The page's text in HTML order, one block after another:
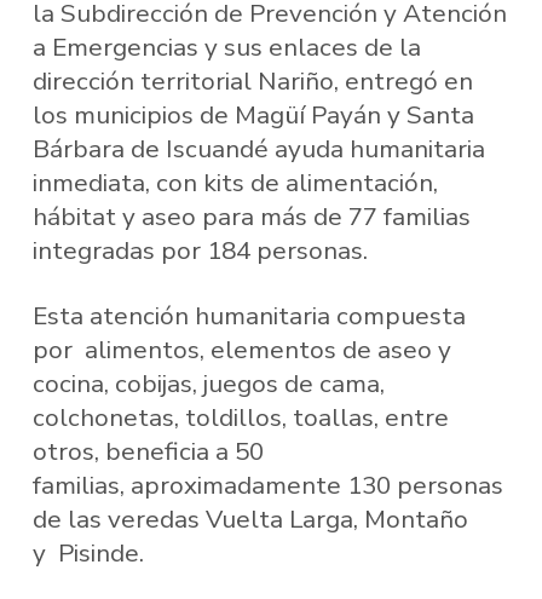
la Subdirección de Prevención y Atención
a Emergencias y sus enlaces de la
dirección territorial Nariño, entregó en
los municipios de Magüí Payán y Santa
Bárbara de Iscuandé ayuda humanitaria
inmediata, con kits de alimentación,
hábitat y aseo para más de 77 familias
integradas por 184 personas.
Esta atención humanitaria compuesta
por alimentos, elementos de aseo y
cocina, cobijas, juegos de cama,
colchonetas, toldillos, toallas, entre
otros, beneficia a 50
familias, aproximadamente 130 personas
de las veredas Vuelta Larga, Montaño
y Pisinde.